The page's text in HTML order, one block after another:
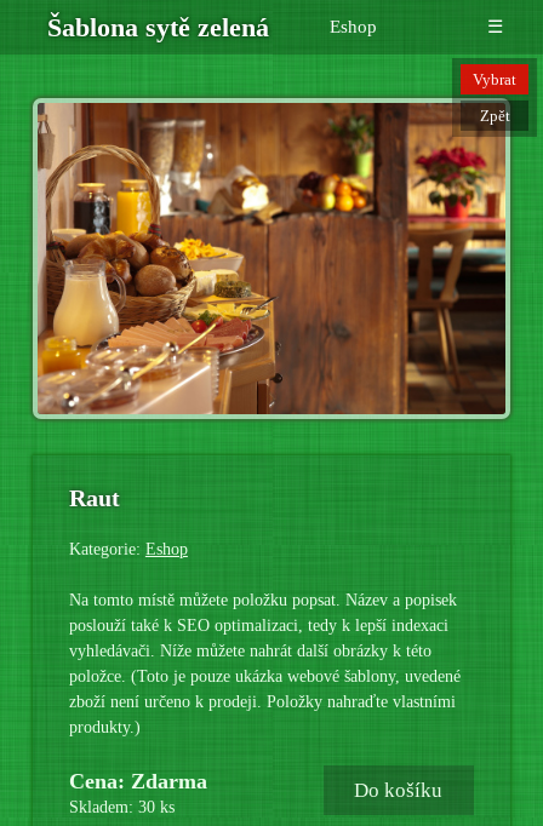
Šablona sytě zelená Eshop ☰
Raut
Kategorie: Eshop
Na tomto místě můžete položku popsat. Název a popisek
poslouží také k SEO optimalizaci, tedy k lepší indexaci
vyhledávači. Níže můžete nahrát další obrázky k této
položce. (Toto je pouze ukázka webové šablony, uvedené
zboží není určeno k prodeji. Položky nahraďte vlastními
produkty.)
Cena: Zdarma
Skladem: 30 ks
Do košíku
Vybrat
Zpět